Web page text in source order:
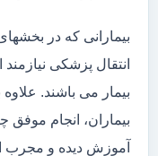
بیمارانی که در
انتقال پزشکی
بیمار می باشند. علاوه
بیماران، انجام موفق
آموزش دیده و